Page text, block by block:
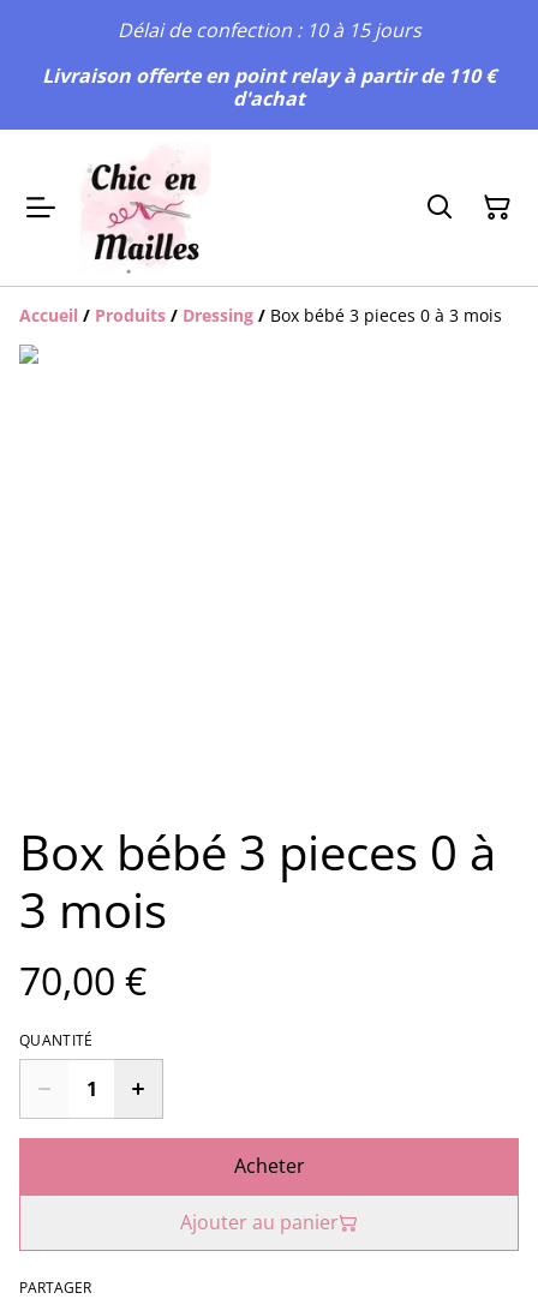
Délai de confection : 10 à 15 jours
Livraison offerte en point relay à partir de 110 €
d'achat
Accueil / Produits / Dressing / Box bébé 3 pieces 0 à 3 mois
Box bébé 3 pieces 0 à
3 mois
70,00 €
QUANTITÉ
Acheter
Ajouter au panier
PARTAGER